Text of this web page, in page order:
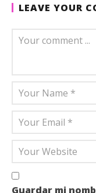
LEAVE YOUR
Guardar mi